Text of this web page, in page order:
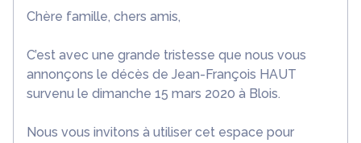
Chère famille, chers amis,
C’est avec une grande tristesse que nous vous
annonçons le décès de Jean-François HAUT
survenu le dimanche 15 mars 2020 à Blois.
Nous vous invitons à utiliser cet espace pour